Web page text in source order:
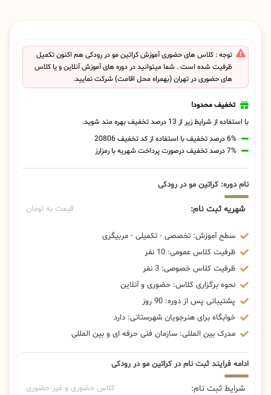
توجه : کلاس های حضوری آموزش کراتین مو در رودکی هم اکنون تکمیل
ظرفیت شده است . شما میتوانید در دوره های آموزش آنلاین و یا کلاس
های حضوری در تهران (بهمراه محل اقامت) شرکت نمایید.
تخفیف محدود!
با استفاده از شرایط زیر از 13 درصد تخفیف بهره مند شوید.
6% درصد تخفیف با استفاده از کد تخفیف 20806
7% درصد تخفیف درصورت پرداخت شهریه با رمزارز
نام دوره: کراتین مو در رودکی
شهریه ثبت نام: قیمت به تومان
سطح آموزش: تخصصی - تکمیلی - مربیگری
ظرفیت کلاس عمومی: 10 نفر
ظرفیت کلاس خصوصی: 3 نفر
نحوه برگزاری کلاس: حضوری و آنلاین
پشتیبانی پس از دوره: 90 روز
خوابگاه برای هنرجویان شهرستانی: دارد
مدرک بین المللی: سازمان فنی حرفه ای و بین المللی
ادامه فرایند ثبت نام در کراتین مو در رودکی
شرایط ثبت نام: کلاس حضوری و غیر حضوری